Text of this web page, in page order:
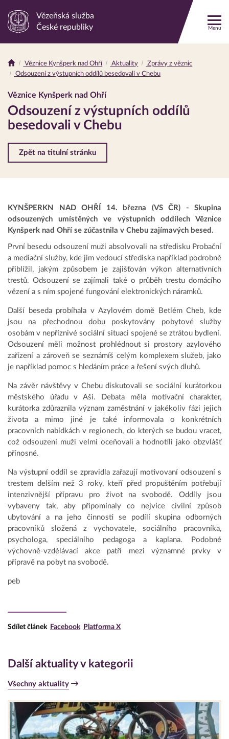
Odkaz
stránku
Vězeňská služba
České republiky
Menu
Drobečková
Věznice Kynšperk nad Ohří Aktuality
Zprávy z věznic
Odsouzení z výstupních oddílů besedovali v Chebu
Věznice Kynšperk nad Ohří
Odsouzení z výstupních oddílů
besedovali v Chebu
Zpět na titulní stránku
KYNŠPERKN NAD OHŘÍ 14. března (VS ČR) - Skupina
odsouzených umístěných ve výstupních oddílech Věznice
Kynšperk nad Ohří se zúčastnila v Chebu zajímavých besed.
První besedu odsouzení muži absolvovali na středisku Probační
a mediační služby, kde jim vedoucí střediska například podrobně
přiblížil, jakým způsobem je zajišťován výkon alternativních
trestů. Odsouzení se zajímali také o průběh trestu domácího
vězení a s ním spojené fungování elektronických náramků.
Další beseda probíhala v Azylovém domě Betlém Cheb, kde
jsou na přechodnou dobu poskytovány pobytové služby
osobám v nepříznivé sociální situaci spojené se ztrátou bydlení.
Odsouzení měli možnost prohlédnout si prostory azylového
zařízení a zároveň se seznámíš celým komplexem služeb, jako
je například pomoc s hledáním práce a řešení svých dluhů.
Na závěr návštěvy v Chebu diskutovali se sociální kurátorkou
městského úřadu v Aši. Debata měla motivační charakter,
kurátorka zdůraznila význam zaměstnání v jakékoliv fázi jejich
života a mimo jiné je také informovala o konkrétních
pracovních nabídkách v regionech, do kterých se budou vracet,
což odsouzení muži velmi oceňovali a hodnotili jako obzvlášť
přínosné.
Na výstupní oddíl se zpravidla zařazují motivovaní odsouzení s
trestem delším než 3 roky, kteří před propuštěním potřebují
intenzivnější přípravu pro život na svobodě. Oddíly jsou
vybaveny tak, aby připomínaly co nejvíce civilní způsob
ubytování a na jeho činnosti se podílí skupina odborných
pracovníků složená z vychovatele, sociálního pracovníka,
psychologa, speciálního pedagoga a kaplana. Podobné
výchovně-vzdělávací akce patří mezi významné prvky v
přípravě na pobyt na svobodě.
peb
Sdílet článek Facebook Platforma X
Další aktuality v kategorii
Všechny aktuality